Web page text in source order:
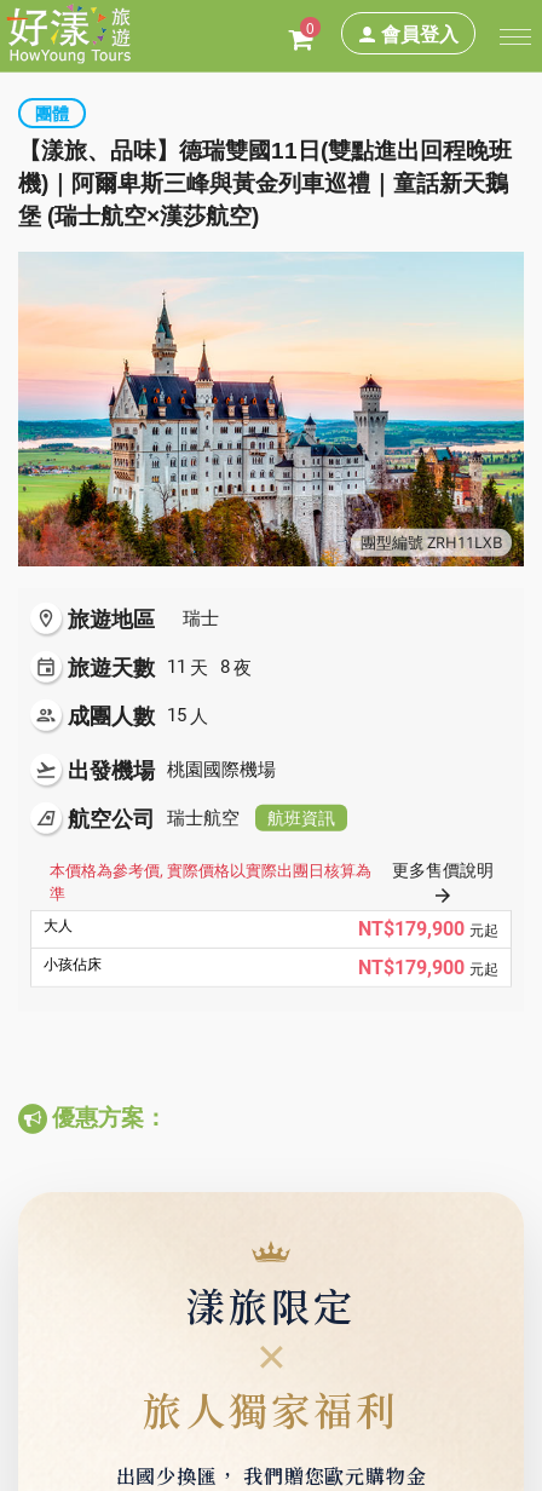
0 會員登入
團體
【漾旅、品味】德瑞雙國11日(雙點進出回程晚班
機)｜阿爾卑斯三峰與黃金列車巡禮｜童話新天鵝
堡 (瑞士航空×漢莎航空)
團型編號 ZRH11LXB
room 旅遊地區 瑞士
event 旅遊天數 11 天 8夜
people 成團人數 15 人
flight_takeoff 出發機場 桃園國際機場
airlines 航空公司 瑞士航空 航班資訊
本價格為參考價, 實際價格以實際出團日核算為
準
更多售價說明
arrow_forward
NT$179,900 元起
NT$179,900 元起
優惠方案：
漾旅限定
✕
旅人獨家福利
出國少換匯， 我們贈您歐元購物金